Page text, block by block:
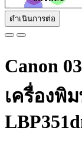
ดำเนินการต่อ
Canon
เครื่องพิ